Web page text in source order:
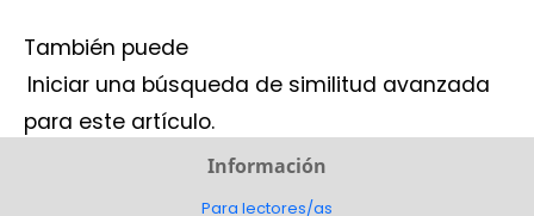
También puede
Iniciar una búsqueda de similitud avanzada
para este artículo.
Información
Para lectores/as